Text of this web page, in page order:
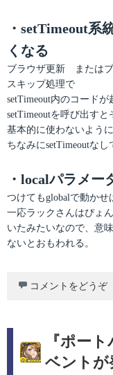
・setTimeout系
くなる
ブラウザ更新 または
スキップ処理で
setTimeout内のコード
setTimeoutを呼び出すと
基本的に使わないよう
ちなみにsetTimeoutな
・localパラメー
つけてもglobalで動かせ
一応ラックさんはぴょ
いたみたいなので、意
ないとおもわれる。
コメントをどうぞ
『ポー
ベント